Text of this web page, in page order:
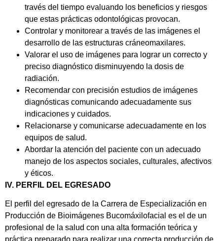
través del tiempo evaluando los beneficios y riesgos
que estas prácticas odontológicas provocan.
Controlar y monitorear a través de las imágenes el
desarrollo de las estructuras cráneomaxilares.
Valorar el uso de imágenes para lograr un correcto y
preciso diagnóstico disminuyendo la dosis de
radiación.
Recomendar con precisión estudios de imágenes
diagnósticas comunicando adecuadamente sus
indicaciones y cuidados.
Relacionarse y comunicarse adecuadamente en los
equipos de salud.
Abordar la atención del paciente con un adecuado
manejo de los aspectos sociales, culturales, afectivos
y éticos.
IV. PERFIL DEL EGRESADO
El perfil del egresado de la Carrera de Especialización en
Producción de Bioimágenes Bucomáxilofacial es el de un
profesional de la salud con una alta formación teórica y
práctica preparado para realizar una correcta producción de